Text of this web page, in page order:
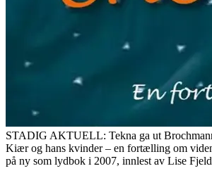
STADIG AKTUELL: Tekna ga ut
Kiær og hans kvinder – en fortælling om
på ny som lydbok i 2007, innlest av Lise